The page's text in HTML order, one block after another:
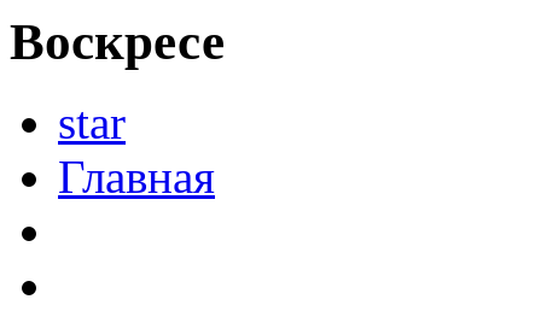
Воскресе
star
Главная